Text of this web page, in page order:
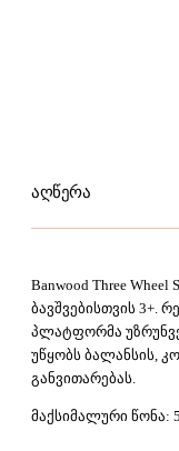
აღწერა
Banwood Three
ბავშვებისთვის 3+.
პლატფორმა
უწყობს ბალანსის,
განვითარებას.
მაქსიმალური წონა: